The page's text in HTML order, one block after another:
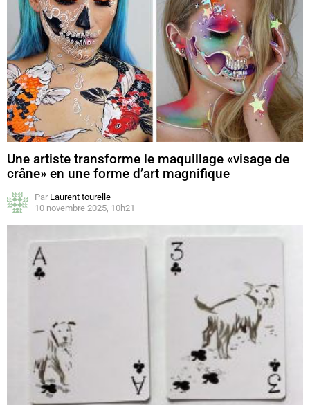
Une artiste transforme le maquillage «visage de
crâne» en une forme d’art magnifique
Par Laurent tourelle
10 novembre 2025, 10h21